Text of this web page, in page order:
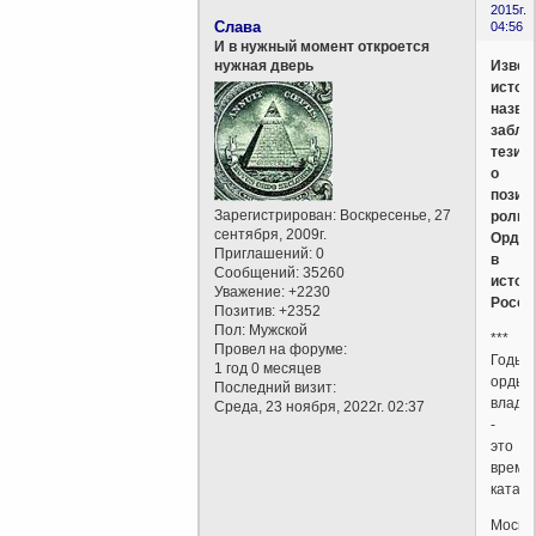
2015г.
04:56
Слава
И в нужный момент откроется
нужная дверь
Зарегистрирован: Воскресенье, 27
сентября, 2009г.
Приглашений: 0
Сообщений: 35260
Уважение: +2230
Позитив: +2352
Пол: Мужской
Провел на форуме:
1 год 0 месяцев
Последний визит:
Среда, 23 ноября, 2022г. 02:37
тезис
о
роли
Орды
в
***
Годы
-
это
время